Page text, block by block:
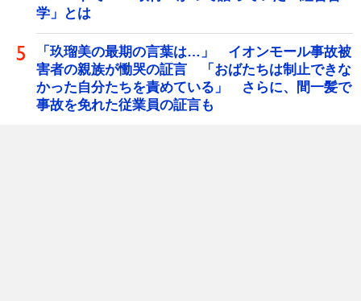
学」とは
「玖瑠美の最期の言葉は…」 イオンモール事故被
害者の親族が慟哭の証言 「おばたちは制止できな
かった自分たちを責めている」 さらに、間一髪で
事故を免れた従業員の証言も